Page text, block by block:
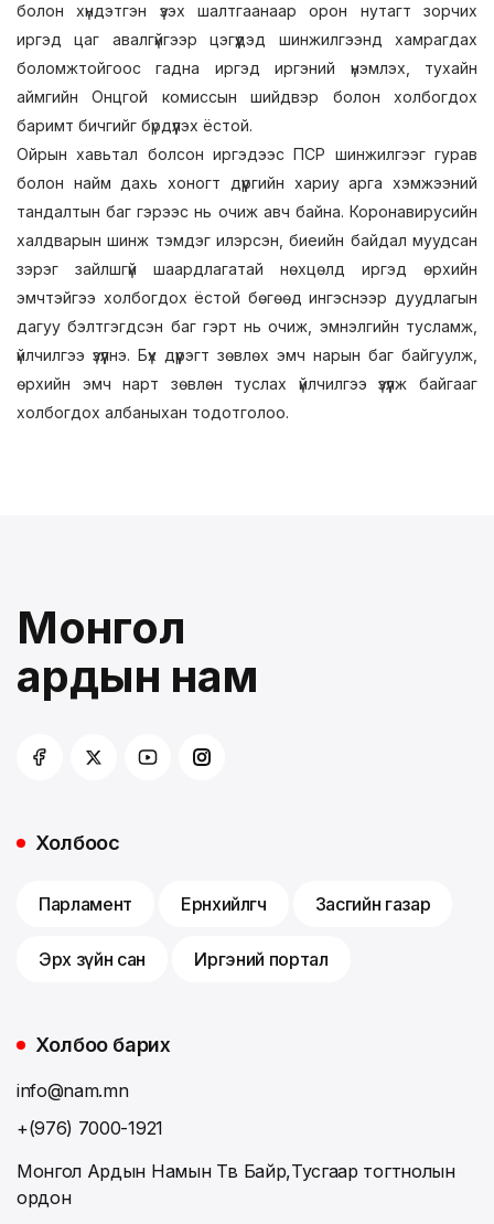
болон хүндэтгэн үзэх шалтгаанаар орон нутагт зорчих
иргэд цаг авалгүйгээр цэгүүдэд шинжилгээнд хамрагдах
боломжтойгоос гадна иргэд иргэний үнэмлэх, тухайн
аймгийн Онцгой комиссын шийдвэр болон холбогдох
баримт бичгийг бүрдүүлэх ёстой.
Ойрын хавьтал болсон иргэдээс ПСР шинжилгээг гурав
болон найм дахь хоногт дүүргийн хариу арга хэмжээний
тандалтын баг гэрээс нь очиж авч байна. Коронавирусийн
халдварын шинж тэмдэг илэрсэн, биеийн байдал муудсан
зэрэг зайлшгүй шаардлагатай нөхцөлд иргэд өрхийн
эмчтэйгээ холбогдох ёстой бөгөөд ингэснээр дуудлагын
дагуу бэлтгэгдсэн баг гэрт нь очиж, эмнэлгийн тусламж,
үйлчилгээ үзүүлнэ. Бүх дүүрэгт зөвлөх эмч нарын баг байгуулж,
өрхийн эмч нарт зөвлөн туслах үйлчилгээ үзүүлж байгааг
холбогдох албаныхан тодотголоо.
Монгол
ардын нам
Холбоос
Парламент Ерөнхийлөгч Засгийн газар
Эрх зүйн сан Иргэний портал
Холбоо барих
info@nam.mn
+(976) 7000-1921
Монгол Ардын Намын Төв Байр,Тусгаар тогтнолын
ордон